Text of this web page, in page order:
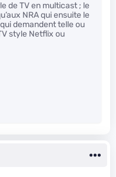
de TV en multicast ; le
NRA qui ensuite le
demandent telle ou
style Netflix ou